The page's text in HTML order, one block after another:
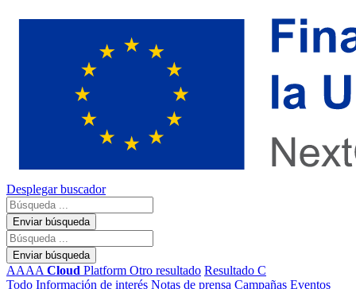
Desplegar buscador
Enviar búsqueda
Enviar búsqueda
AAAA Cloud Platform Otro resultado Resultado C
Todo Información de interés Notas de prensa Campañas Eventos